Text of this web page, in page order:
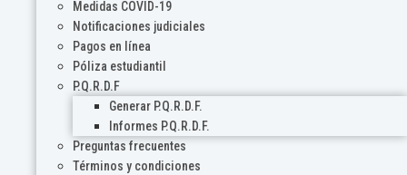
Medidas COVID-19
Notificaciones judiciales
Pagos en línea
Póliza estudiantil
P.Q.R.D.F
Generar P.Q.R.D.F.
Informes P.Q.R.D.F.
Preguntas frecuentes
Términos y condiciones